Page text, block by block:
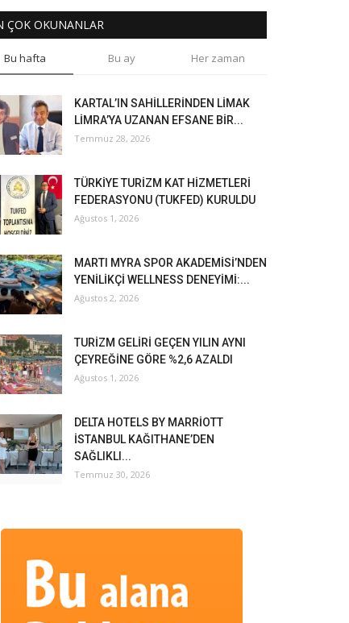
ÇOK OKUNANLAR
Bu hafta Bu ay Her zaman
KARTAL’IN SAHİLLERİNDEN LİMAK
LİMRA’YA UZANAN EFSANE BİR...
Temmuz 28, 2026
TÜRKİYE TURİZM KAT HİZMETLERİ
FEDERASYONU (TUKFED) KURULDU
Ağustos 1, 2026
MARTI MYRA SPOR AKADEMİSİ’NDEN
YENİLİKÇİ WELLNESS DENEYİMİ:...
Ağustos 2, 2026
TURİZM GELİRİ GEÇEN YILIN AYNI
ÇEYREĞİNE GÖRE %2,6 AZALDI
Ağustos 1, 2026
DELTA HOTELS BY MARRİOTT
İSTANBUL KAĞITHANE’DEN
SAĞLIKLI...
Temmuz 30, 2026